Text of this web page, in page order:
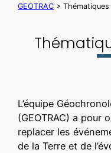
GEOTRAC >
L’équipe
(GEOTRAC) a pour
replacer les
de la Terre et de